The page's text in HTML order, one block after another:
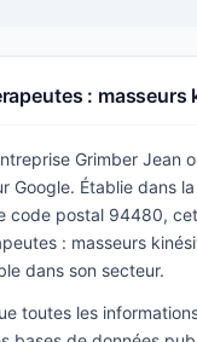
: masseurs
Grimber Jean
Google. Établie dans
code postal 94480,
: masseurs
dans son secteur.
toutes les